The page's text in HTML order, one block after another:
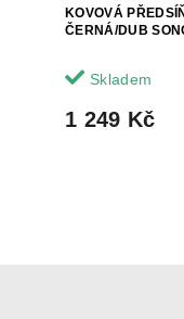
KOVOVÁ
ČERNÁ/DUB
Skladem
1 249 Kč